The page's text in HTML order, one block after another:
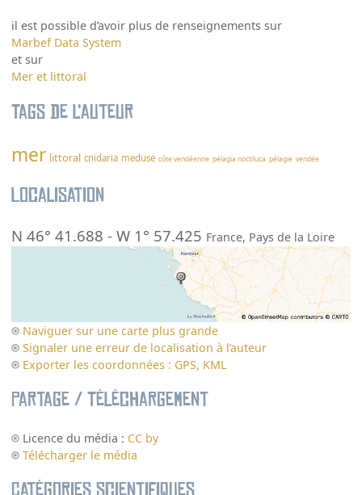
il est possible d’avoir plus de renseignements sur
Marbef Data System
et sur
Mer et littoral
Tags de l’auteur
mer littoral cnidaria meduse côte vendéenne pélagia noctiluca pélagie vendée
Localisation
N 46° 41.688 -W 1° 57.425 France, Pays de la Loire
Naviguer sur une carte plus grande
Signaler une erreur de localisation à l’auteur
Exporter les coordonnées : GPS, KML
Partage / Téléchargement
Licence du média : CC by
Télécharger le média
Catégories scientifiques